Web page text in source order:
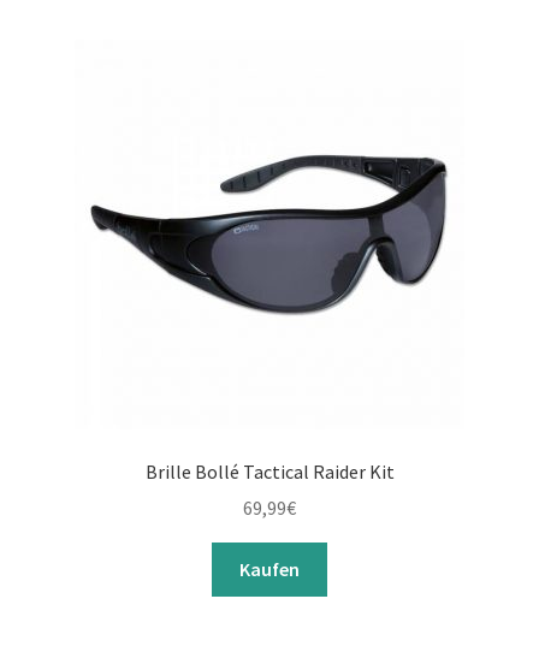
Brille Bollé Tactical Raider Kit
69,99€
Kaufen